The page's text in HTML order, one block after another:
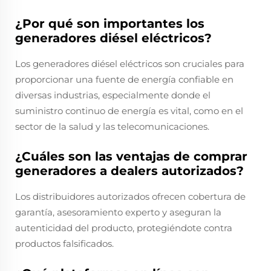
¿Por qué son importantes los
generadores diésel eléctricos?
Los generadores diésel eléctricos son cruciales para
proporcionar una fuente de energía confiable en
diversas industrias, especialmente donde el
suministro continuo de energía es vital, como en el
sector de la salud y las telecomunicaciones.
¿Cuáles son las ventajas de comprar
generadores a dealers autorizados?
Los distribuidores autorizados ofrecen cobertura de
garantía, asesoramiento experto y aseguran la
autenticidad del producto, protegiéndote contra
productos falsificados.